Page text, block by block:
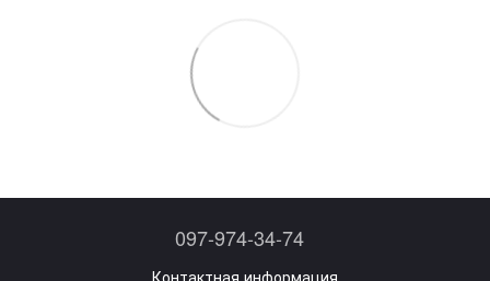
097-974-34-74
Контактная информация